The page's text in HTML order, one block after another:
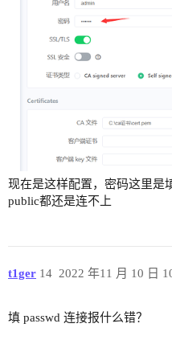
现在是这样配置，密码这里是
public都还是连不上
t1ger 2022 年11 月 10 日
14
填 passwd 连接报什么错？